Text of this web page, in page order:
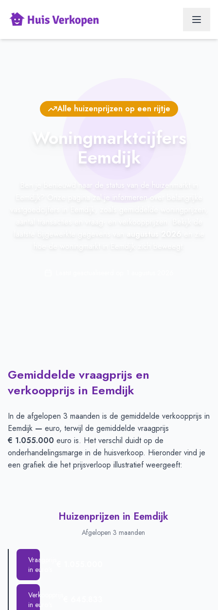
Alle huizenprijzen op een rijtje
Woningmarktcijfers
Eemdijk
Ben je benieuwd naar de status van de huizenmarkt in
Eemdijk? Onze pagina zal je informeren over belangrijke
Gemiddelde vraagprijs en
verkoopprijs in Eemdijk
In de afgelopen 3 maanden is de gemiddelde verkoopprijs in
Eemdijk — euro, terwijl de gemiddelde vraagprijs
€ 1.055.000 euro is. Het verschil duidt op de
onderhandelingsmarge in de huisverkoop. Hieronder vind je
een grafiek die het prijsverloop illustratief weergeeft:
Huizenprijzen in Eemdijk
Afgelopen 3 maanden
Vraagprijs
in euro's
Verkoopprijs
in euro's